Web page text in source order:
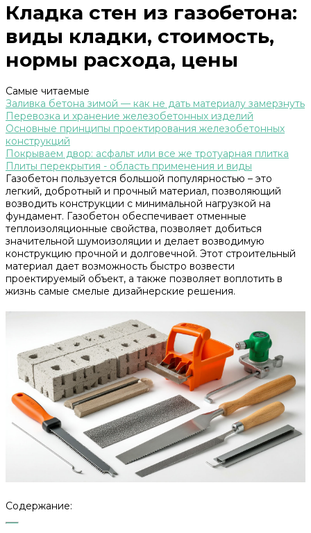
Кладка стен из газобетона:
виды кладки, стоимость,
нормы расхода, цены
Самые читаемые
Заливка бетона зимой — как не дать материалу замерзнуть
Перевозка и хранение железобетонных изделий
Основные принципы проектирования железобетонных
конструкций
Покрываем двор: асфальт или все же тротуарная плитка
Плиты перекрытия - область применения и виды
Газобетон пользуется большой популярностью – это
легкий, добротный и прочный материал, позволяющий
возводить конструкции с минимальной нагрузкой на
фундамент. Газобетон обеспечивает отменные
теплоизоляционные свойства, позволяет добиться
значительной шумоизоляции и делает возводимую
конструкцию прочной и долговечной. Этот строительный
материал дает возможность быстро возвести
проектируемый объект, а также позволяет воплотить в
жизнь самые смелые дизайнерские решения.
Содержание: